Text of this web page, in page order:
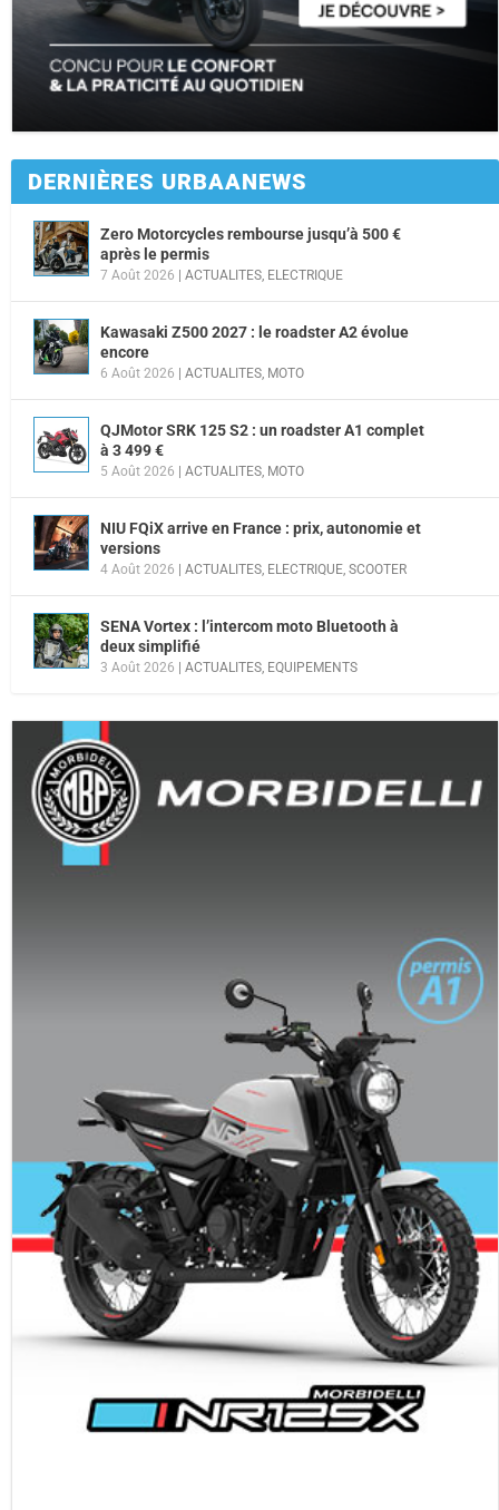
DERNIÈRES URBAANEWS
Zero Motorcycles rembourse jusqu’à 500 €
après le permis
7 Août 2026 ACTUALITES, ELECTRIQUE
Kawasaki Z500 2027 : le roadster A2 évolue
encore
6 Août 2026 ACTUALITES, MOTO
QJMotor SRK 125 S2 : un roadster A1 complet
à 3 499 €
5 Août 2026 ACTUALITES, MOTO
NIU FQiX arrive en France : prix, autonomie et
versions
4 Août 2026 ACTUALITES, ELECTRIQUE, SCOOTER
SENA Vortex : l’intercom moto Bluetooth à
deux simplifié
3 Août 2026 ACTUALITES, EQUIPEMENTS